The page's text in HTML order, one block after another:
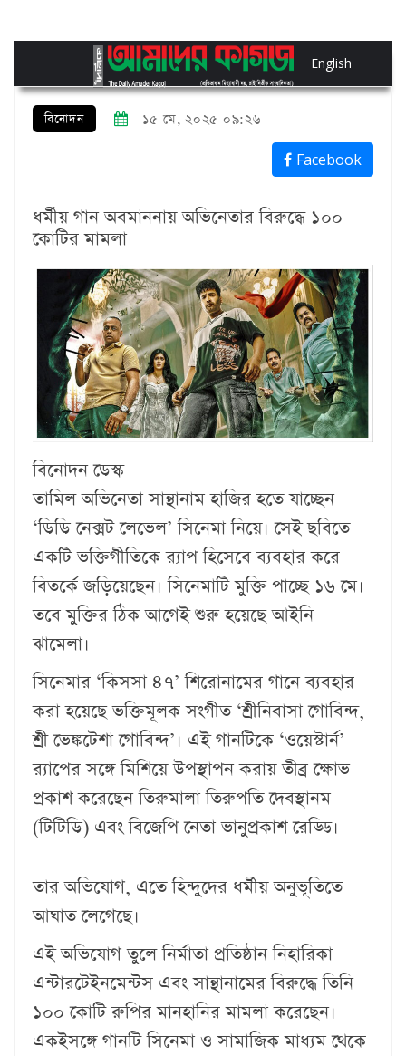
English
বিনোদন ১৫ মে, ২০২৫ ০৯:২৬
Facebook
ধর্মীয় গান অবমাননায় অভিনেতার বিরুদ্ধে ১০০
কোটির মামলা
বিনোদন ডেস্ক
তামিল অভিনেতা সান্থানাম হাজির হতে যাচ্ছেন
‘ডিডি নেক্সট লেভেল’ সিনেমা নিয়ে। সেই ছবিতে
একটি ভক্তিগীতিকে র‍্যাপ হিসেবে ব্যবহার করে
বিতর্কে জড়িয়েছেন। সিনেমাটি মুক্তি পাচ্ছে ১৬ মে।
তবে মুক্তির ঠিক আগেই শুরু হয়েছে আইনি
ঝামেলা।
সিনেমার ‘কিসসা ৪৭’ শিরোনামের গানে ব্যবহার
করা হয়েছে ভক্তিমূলক সংগীত ‘শ্রীনিবাসা গোবিন্দ,
শ্রী ভেঙ্কটেশা গোবিন্দ’। এই গানটিকে ‘ওয়েস্টার্ন’
র‍্যাপের সঙ্গে মিশিয়ে উপস্থাপন করায় তীব্র ক্ষোভ
প্রকাশ করেছেন তিরুমালা তিরুপতি দেবস্থানম
(টিটিডি) এবং বিজেপি নেতা ভানুপ্রকাশ রেড্ডি।
তার অভিযোগ, এতে হিন্দুদের ধর্মীয় অনুভূতিতে
আঘাত লেগেছে।
এই অভিযোগ তুলে নির্মাতা প্রতিষ্ঠান নিহারিকা
এন্টারটেইনমেন্টস এবং সান্থানামের বিরুদ্ধে তিনি
১০০ কোটি রুপির মানহানির মামলা করেছেন।
একইসঙ্গে গানটি সিনেমা ও সামাজিক মাধ্যম থেকে